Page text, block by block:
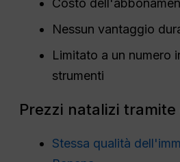
Costo
Nessun vantaggio
Limitato a un numero
strumenti
Prezzi natalizi
Stessa qualità